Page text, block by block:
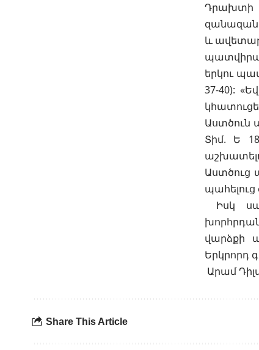
Դրախտի
զանազան
և
երկու
37-40):
Աստծուն
Տիմ. Ե 18
Աստծուց
Իսկ
վարձքի
Երկրորդ
Արամ
Share This Article